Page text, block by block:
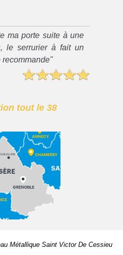
ma porte suite à une
le serrurier à fait un
recommande"
tout le 38
Métallique Saint Victor De Cessieu